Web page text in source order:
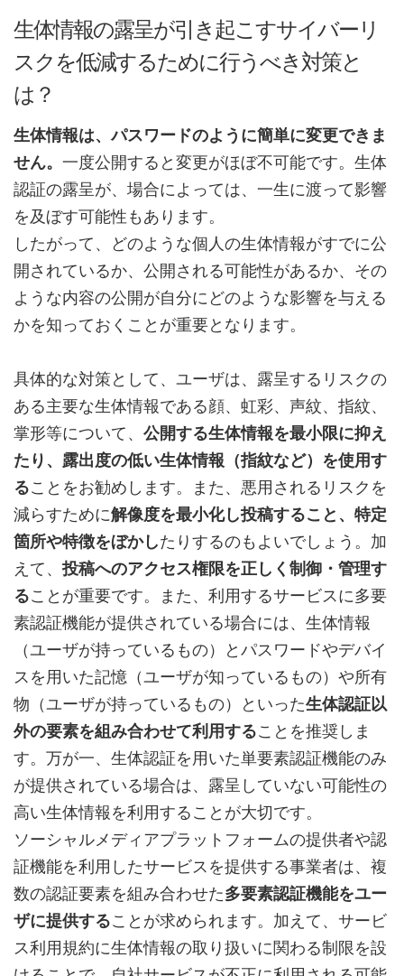
生体情報の露呈が引き起こすサイバーリ
スクを低減するために行うべき対策と
は？
生体情報は、パスワードのように簡単に変更できま
せん。 一度公開すると変更がほぼ不可能です。生体
認証の露呈が、場合によっては、一生に渡って影響
を及ぼす可能性もあります。
したがって、どのような個人の生体情報がすでに公
開されているか、公開される可能性があるか、その
ような内容の公開が自分にどのような影響を与える
かを知っておくことが重要となります。
具体的な対策として、ユーザは、露呈するリスクの
ある主要な生体情報である顔、虹彩、声紋、指紋、
掌形等について、 公開する生体情報を最小限に抑え
たり、露出度の低い生体情報（指紋など）を使用す
ることをお勧めします。また、悪用されるリスクを
減らすために解像度を最小化し投稿すること、特定
箇所や特徴をぼかしたりするのもよいでしょう。加
えて、投稿へのアクセス権限を正しく制御・管理す
ることが重要です。また、利用するサービスに多要
素認証機能が提供されている場合には、生体情報
（ユーザが持っているもの）とパスワードやデバイ
スを用いた記憶（ユーザが知っているもの）や所有
物（ユーザが持っているもの）といった生体認証以
外の要素を組み合わせて利用することを推奨しま
す。万が一、生体認証を用いた単要素認証機能のみ
が提供されている場合は、露呈していない可能性の
高い生体情報を利用することが大切です。
ソーシャルメディアプラットフォームの提供者や認
証機能を利用したサービスを提供する事業者は、複
数の認証要素を組み合わせた多要素認証機能をユー
ザに提供することが求められます。加えて、サービ
ス利用規約に生体情報の取り扱いに関わる制限を設